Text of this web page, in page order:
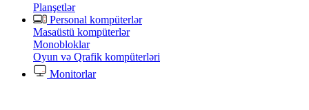
Planşetlər
Personal kompüterlər
Masaüstü kompüterlər
Monobloklar
Oyun və Qrafik kompüterləri
Monitorlar